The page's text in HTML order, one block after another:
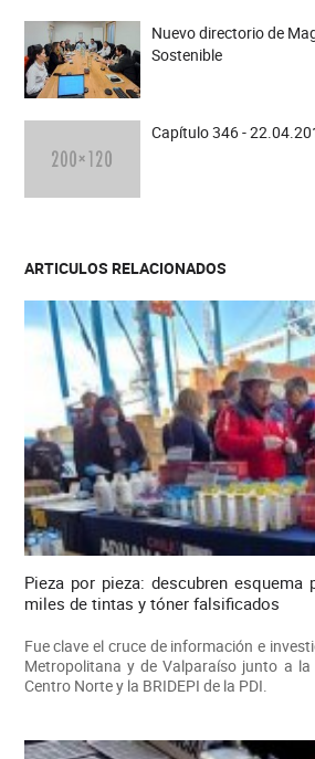
Nuevo directorio de
Sostenible
Capítulo 346 -
ARTICULOS RELACIONADOS
Pieza por pieza: descubren esquema
miles de tintas y tóner falsificados
Fue clave el cruce de información e
Metropolitana y de Valparaíso junto a
Centro Norte y la BRIDEPI de la PDI.